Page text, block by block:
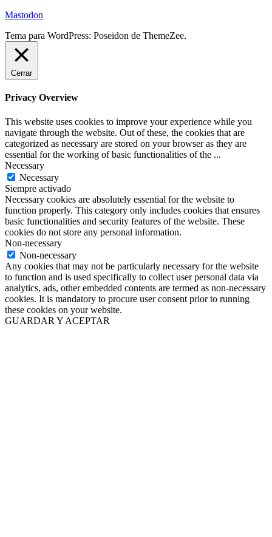
Buscar
Mastodon
Tema para WordPress: Poseidon de ThemeZee.
Cerrar
Privacy Overview
This website uses cookies to improve your experience while you
navigate through the website. Out of these, the cookies that are
categorized as necessary are stored on your browser as they are
essential for the working of basic functionalities of the ...
Necessary
Necessary
Siempre activado
Necessary cookies are absolutely essential for the website to
function properly. This category only includes cookies that ensures
basic functionalities and security features of the website. These
cookies do not store any personal information.
Non-necessary
Non-necessary
Any cookies that may not be particularly necessary for the website
to function and is used specifically to collect user personal data via
analytics, ads, other embedded contents are termed as non-necessary
cookies. It is mandatory to procure user consent prior to running
these cookies on your website.
GUARDAR Y ACEPTAR